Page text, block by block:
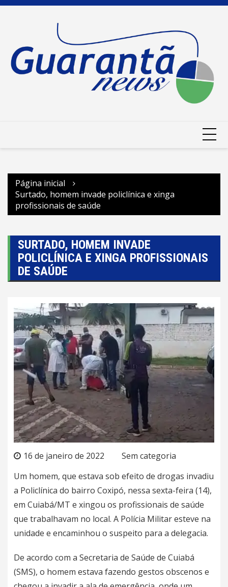
Ir
Página inicial
Surtado, homem invade policlínica e xinga
profissionais de saúde
SURTADO, HOMEM INVADE
POLICLÍNICA E XINGA PROFISSIONAIS
DE SAÚDE
16 de janeiro de 2022
Sem categoria
Um homem, que estava sob efeito de drogas invadiu
a Policlínica do bairro Coxipó, nessa sexta-feira (14),
em Cuiabá/MT e xingou os profissionais de saúde
que trabalhavam no local. A Polícia Militar esteve na
unidade e encaminhou o suspeito para a delegacia.
De acordo com a Secretaria de Saúde de Cuiabá
(SMS), o homem estava fazendo gestos obscenos e